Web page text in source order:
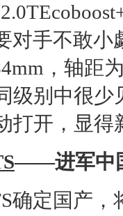
对手不敢小
，轴距
级别中很
打开，显得
——进军中
确定国产，